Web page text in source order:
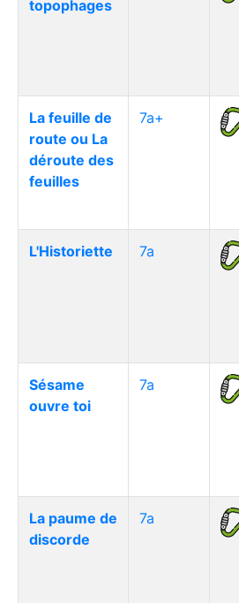
topophages
La feuille de
route ou La
déroute des
feuilles
7a+
L'Historiette 7a
Sésame
ouvre toi
7a
La paume de
discorde
7a